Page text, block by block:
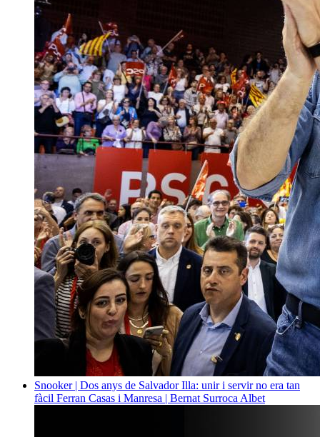
Snooker | Dos anys de Salvador Illa: unir i servir no era tan
fàcil Ferran Casas i Manresa | Bernat Surroca Albet